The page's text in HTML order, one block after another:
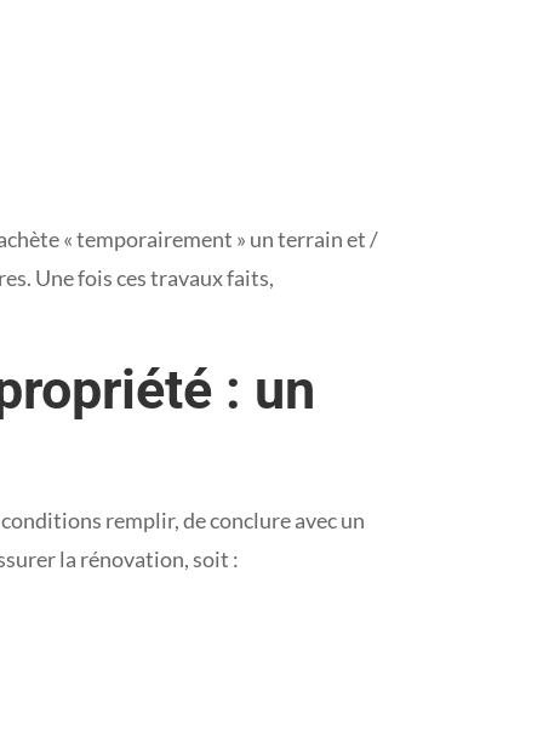
« temporairement » un terrain et /
Une fois ces travaux faits,
: un
remplir, de conclure avec un
la rénovation, soit :